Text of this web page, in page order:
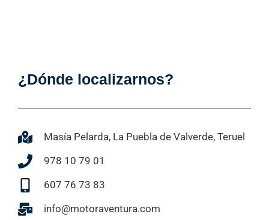
¿Dónde localizarnos?
Masía Pelarda, La Puebla de Valverde, Teruel
978 10 79 01
607 76 73 83
info@motoraventura.com